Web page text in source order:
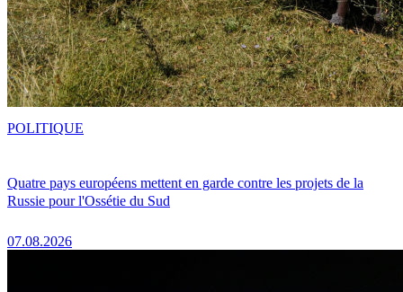
Quatre pays européens mettent en garde contre les projets de la
Russie pour l'Ossétie du Sud
07.08.2026
POLITIQUE